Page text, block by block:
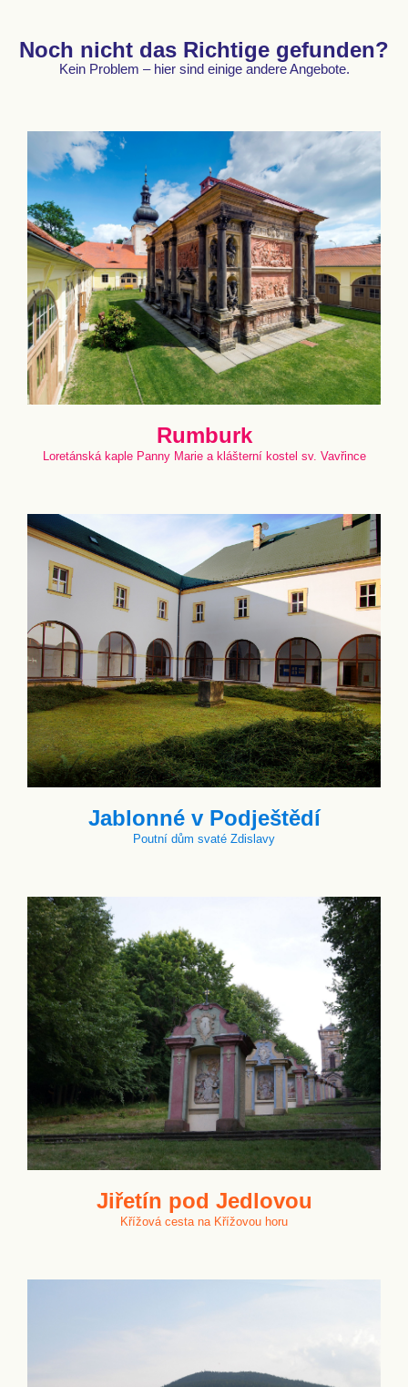
Noch nicht das Richtige gefunden?
Kein Problem – hier sind einige andere Angebote.
Rumburk
Loretánská kaple Panny Marie a klášterní kostel sv. Vavřince
Jablonné v Podještědí
Poutní dům svaté Zdislavy
Jiřetín pod Jedlovou
Křížová cesta na Křížovou horu